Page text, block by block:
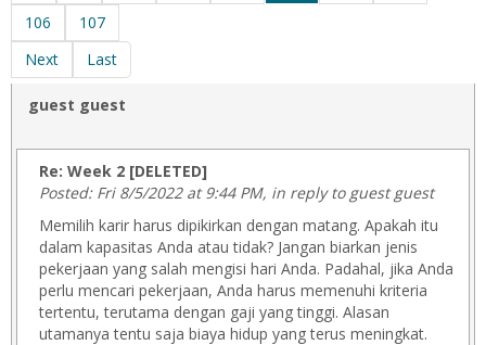
106
107
Next
Last
guest guest
Re: Week 2 [DELETED]
Posted: Fri 8/5/2022 at 9:44 PM, in reply to guest guest
Memilih karir harus dipikirkan dengan matang. Apakah itu
dalam kapasitas Anda atau tidak? Jangan biarkan jenis
pekerjaan yang salah mengisi hari Anda. Padahal, jika Anda
perlu mencari pekerjaan, Anda harus memenuhi kriteria
tertentu, terutama dengan gaji yang tinggi. Alasan
utamanya tentu saja biaya hidup yang terus meningkat.